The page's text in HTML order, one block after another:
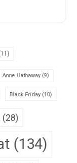
Anne Hathaway (9)
Black Friday (10)
(28)
(134)